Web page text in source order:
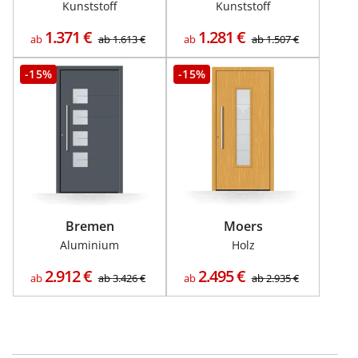
Kunststoff
ab 1.371 € ab1.613€
Kunststoff
ab 1.281 € ab1.507€
-15%
Bremen
Aluminium
ab2.912€ ab3.426€
-15%
Moers
Holz
ab2.495€ ab2.935€